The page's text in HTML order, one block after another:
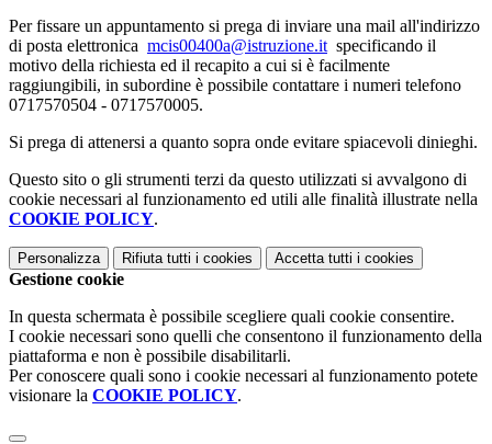
Per fissare un appuntamento si prega di inviare una mail all'indirizzo
di posta elettronica mcis00400a@istruzione.it specificando il
motivo della richiesta ed il recapito a cui si è facilmente
raggiungibili, in subordine è possibile contattare i numeri telefono
0717570504 - 0717570005.
Si prega di attenersi a quanto sopra onde evitare spiacevoli dinieghi.
Questo sito o gli strumenti terzi da questo utilizzati si avvalgono di
cookie necessari al funzionamento ed utili alle finalità illustrate nella
COOKIE POLICY.
Personalizza Rifiuta tutti i cookies Accetta tutti i cookies
Gestione cookie
In questa schermata è possibile scegliere quali cookie consentire.
I cookie necessari sono quelli che consentono il funzionamento della
piattaforma e non è possibile disabilitarli.
Per conoscere quali sono i cookie necessari al funzionamento potete
visionare la COOKIE POLICY.